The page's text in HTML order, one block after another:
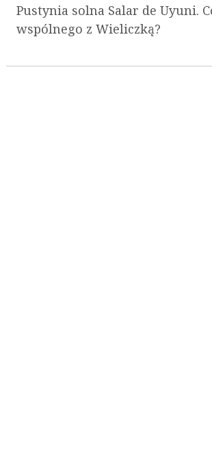
Pustynia solna Salar de Uyuni.
wspólnego z Wieliczką?